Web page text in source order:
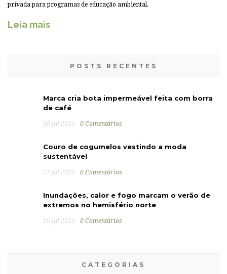
privada para programas de educação ambiental.
Leia mais
POSTS RECENTES
Marca cria bota impermeável feita com borra
de café
30 jul 2021 0 Comentários
Couro de cogumelos vestindo a moda
sustentável
27 jul 2021 0 Comentários
Inundações, calor e fogo marcam o verão de
extremos no hemisfério norte
26 jul 2021 0 Comentários
CATEGORIAS